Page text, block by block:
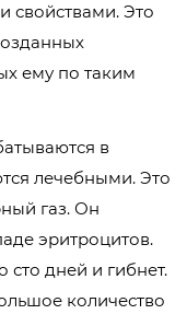
свойствами. Это
ему по таким
в
лечебными. Это
газ. Он
эритроцитов.
сто дней и гибнет.
количество